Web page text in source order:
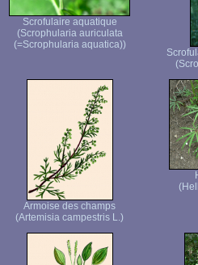
Scrofulaire aquatique
(Scrophularia auriculata
(=Scrophularia aquatica))
Armoise des champs
(Artemisia campestris L.)